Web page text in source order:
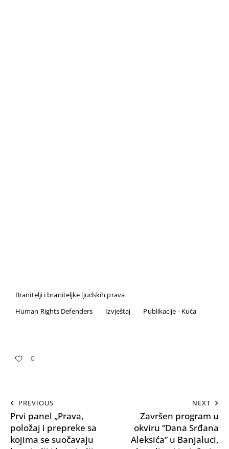
Branitelji i braniteljke ljudskih prava
Human Rights Defenders
Izvještaj Publikacije - Kuća
0
PREVIOUS
Prvi panel „Prava,
položaj i prepreke sa
kojima se suočavaju
NEXT
Završen program u
okviru “Dana Srđana
Aleksića” u Banjaluci,